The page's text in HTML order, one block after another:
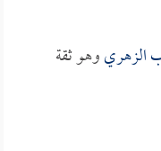
الزهريوهو ثقة